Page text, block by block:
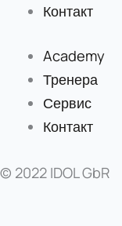
Контакт
Academy
Тренера
Сервис
Контакт
© 2022 IDOL GbR